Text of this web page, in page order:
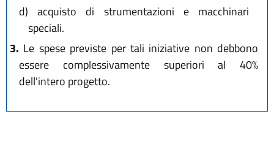
d) acquisto di strumentazioni e macchinari
speciali.
3. Le spese previste per tali iniziative non debbono
essere complessivamente superiori al 40%
dell'intero progetto.